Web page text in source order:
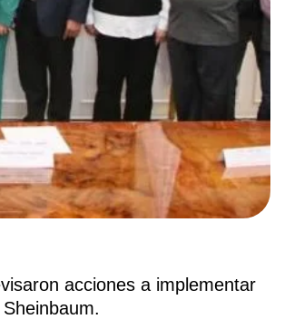
acciones a implementar